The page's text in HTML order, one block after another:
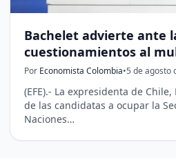
Bachelet advierte ante
cuestionamientos al
Por Economista Colombia•5 de agosto
(EFE).- La expresidenta de
de las candidatas a ocupar la
Naciones…